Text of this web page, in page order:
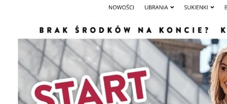
przybliży profil działalności firmy, jej ofertę, zalety, wady oraz…